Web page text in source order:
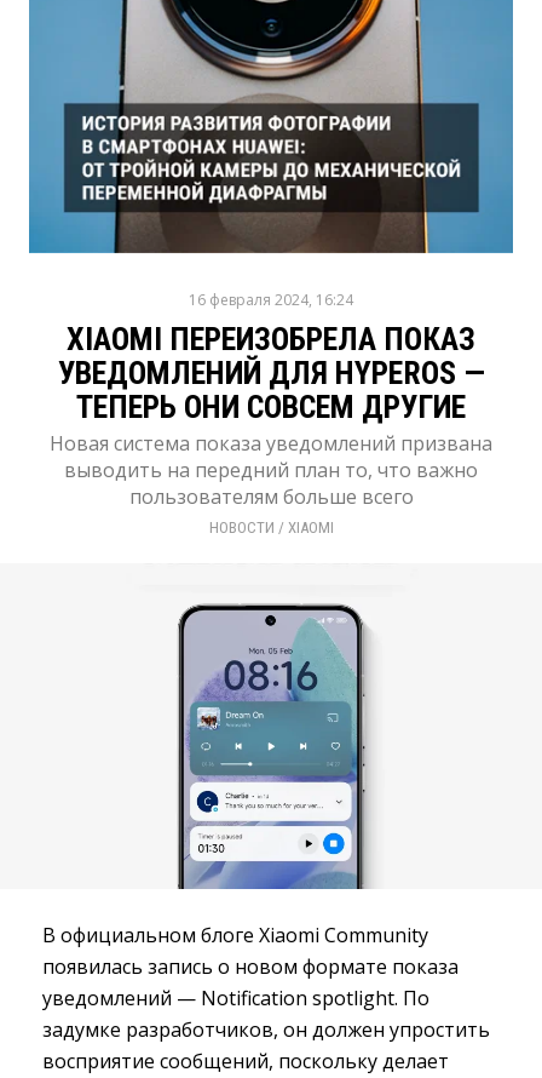
16 февраля 2024, 16:24
XIAOMI ПЕРЕИЗОБРЕЛА ПОКАЗ
УВЕДОМЛЕНИЙ ДЛЯ HYPEROS —
ТЕПЕРЬ ОНИ СОВСЕМ ДРУГИЕ
Новая система показа уведомлений призвана
выводить на передний план то, что важно
пользователям больше всего
НОВОСТИ / XIAOMI
В официальном блоге Xiaomi Community
появилась запись о новом формате показа
уведомлений — Notification spotlight. По
задумке разработчиков, он должен упростить
восприятие сообщений, поскольку делает